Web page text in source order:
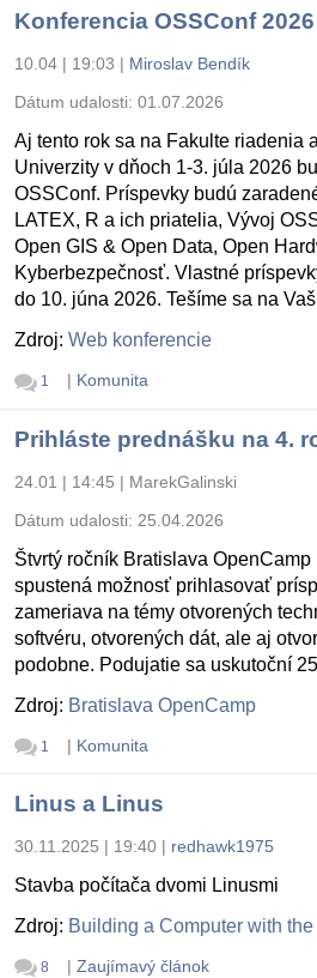
Konferencia OSSConf 2026
10.04 | 19:03 | Miroslav Bendík
Dátum udalosti: 01.07.2026
Aj tento rok sa na Fakulte riadenia
Univerzity v dňoch 1-3. júla 2026
OSSConf. Príspevky budú
LATEX, R a ich priatelia, Vývoj
Open GIS & Open Data, Open
Kyberbezpečnosť. Vlastné
do 10. júna 2026. Tešíme sa na
Zdroj: Web konferencie
1 | Komunita
Prihláste prednášku na 4.
24.01 | 14:45 | MarekGalinski
Dátum udalosti: 25.04.2026
Štvrtý ročník Bratislava
spustená možnosť prihlasovať
zameriava na témy otvorených
softvéru, otvorených dát, ale aj
podobne. Podujatie sa uskutoční
Zdroj: Bratislava OpenCamp
1 | Komunita
Linus a Linus
30.11.2025 | 19:40 | redhawk1975
Stavba počítača dvomi Linusmi
Zdroj: Building a Computer with
8 | Zaujímavý článok